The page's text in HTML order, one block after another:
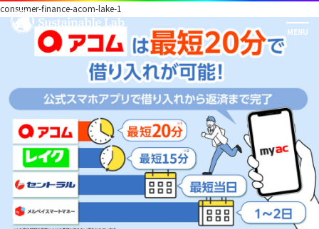
consumer-finance-acom-lake-1